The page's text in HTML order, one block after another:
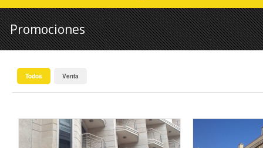
Promociones
Todos Venta